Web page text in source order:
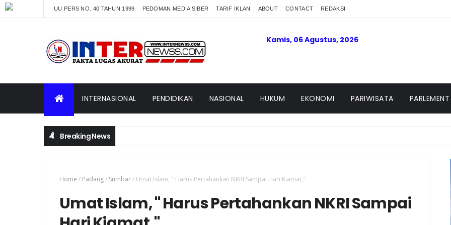
UU PERS NO. 40 TAHUN 1999 PEDOMAN MEDIA SIBER TARIF IKLAN ABOUT CONTACT REDAKSI
Kamis, 06 Agustus, 2026
INTERNASIONAL PENDIDIKAN NASIONAL HUKUM EKONOMI PARIWISATA PARLEMENT
Breaking News
Home / Padang/ Sumbar/ Umat Islam, " Harus Pertahankan NKRI Sampai Hari Kiamat,"
Umat Islam, " Harus Pertahankan NKRI Sampai